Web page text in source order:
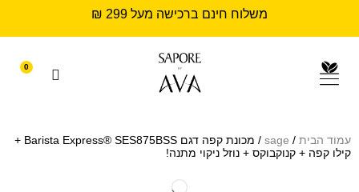
משלוח חינם ברכישה מעל 299 ₪
0
עמוד הבית /
sage
/ מכונת קפה דגם Barista Express® SES875BSS +
קילו קפה + קנוקבוקס + נוזל ניקוי מתנה!